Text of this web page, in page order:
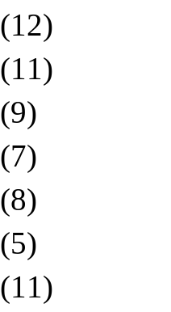
(12)
(11)
(9)
(7)
(8)
(5)
(11)